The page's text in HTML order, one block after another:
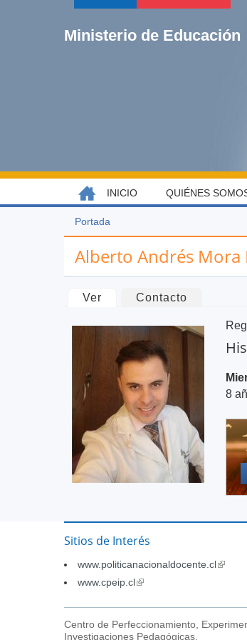
Ministerio de Educación
Usted
está
aquí
Portada
Back
topAlberto Andrés Mora
Solapas
Ver (solapa activa)
Contacto
8
Back
MENÚ
PRINCIPAL
INICIO QUIÉNES
Sitios de Interés
www.politicanacionaldocente.cl(link
www.cpeip.cl(link
external)
Centro de Perfeccionamiento,
Investigaciones Pedagógicas,